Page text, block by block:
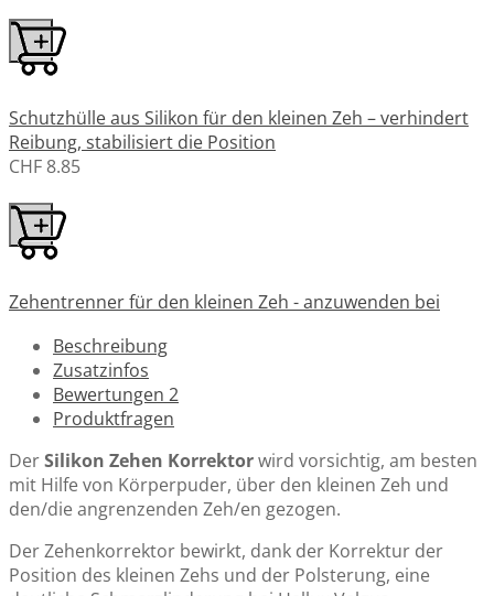
Schutzhülle aus Silikon für den kleinen Zeh – verhindert
Reibung, stabilisiert die Position
CHF 8.85
Zehentrenner für den kleinen Zeh - anzuwenden bei
CHF 10.35
Zehenspreizer aus Silikon - zur Korrektur bei
Zehenfehlstellung und Hallux Valgus in Farbe Pink oder
Weiss
CHF 12.50
Beschreibung
Zusatzinfos
Bewertungen 2
Produktfragen
DerSilikon Zehen Korrektorwird vorsichtig, am besten
mit Hilfe von Körperpuder, über den kleinen Zeh und
den/die angrenzenden Zeh/en gezogen.
Der Zehenkorrektor bewirkt, dank der Korrektur der
Position des kleinen Zehs und der Polsterung, eine